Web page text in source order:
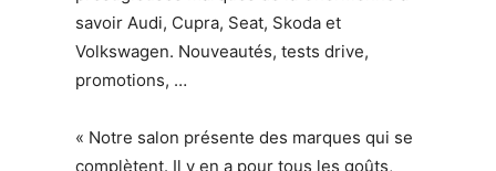
savoir Audi, Cupra, Seat, Skoda et
Volkswagen. Nouveautés, tests drive,
promotions, …
« Notre salon présente des marques qui se
complètent. Il y en a pour tous les goûts,